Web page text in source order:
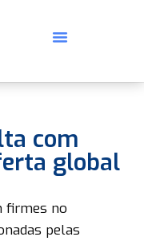
com
global
firmes no
pelas